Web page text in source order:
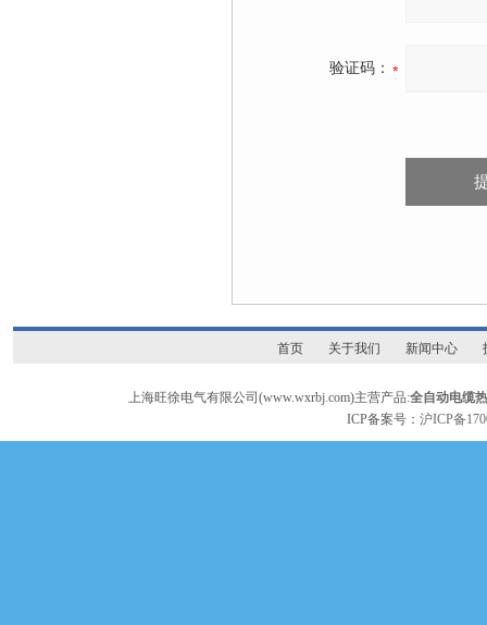
验证码：
首页 关于我们 新闻中心
上海旺徐电气有限公司(www.wxrbj.com)主营产品:全自动电缆
ICP备案号：沪ICP备